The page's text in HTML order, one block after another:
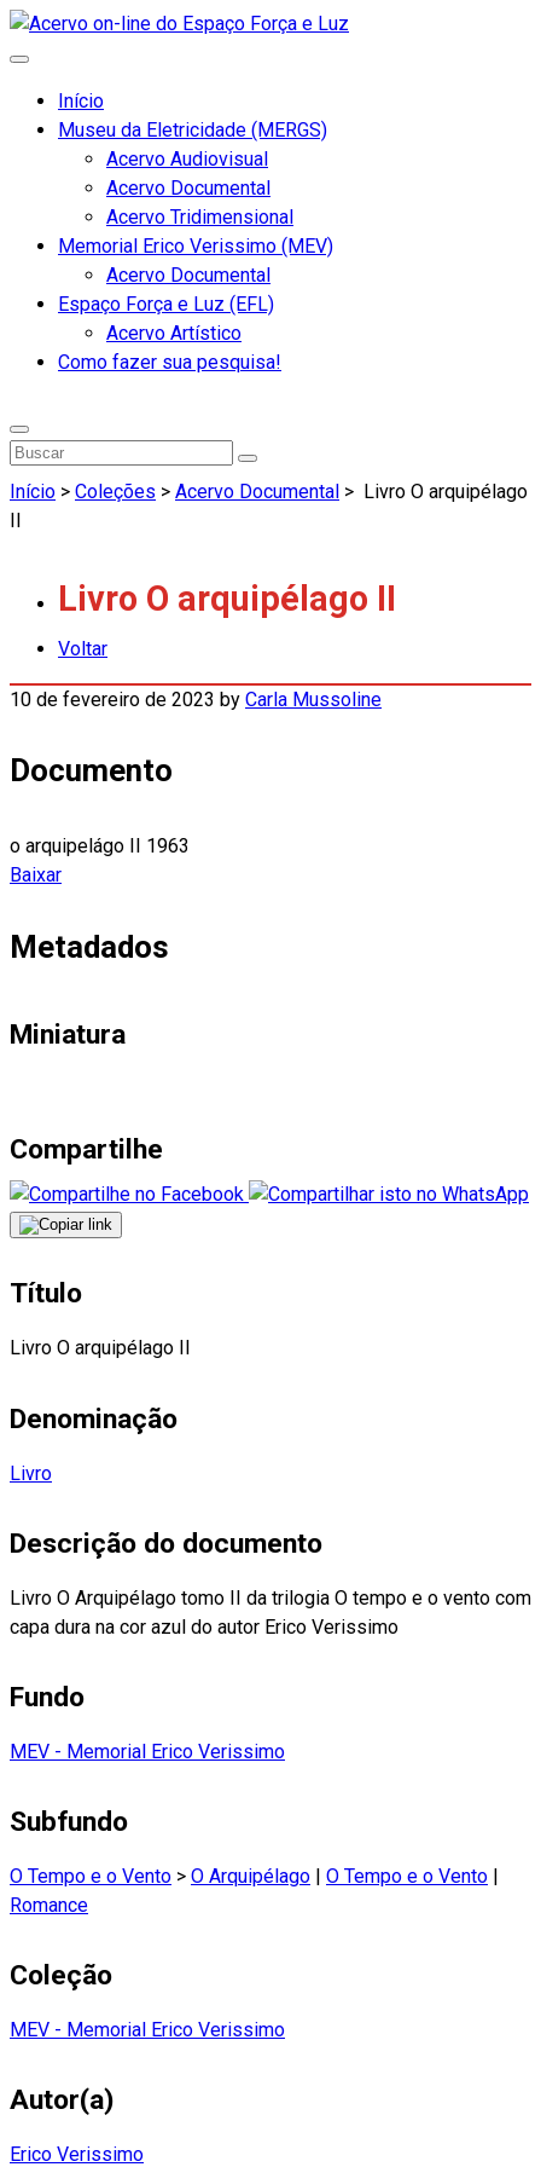
Início
Museu da Eletricidade (MERGS)
Acervo Audiovisual
Acervo Documental
Acervo Tridimensional
Memorial Erico Verissimo (MEV)
Acervo Documental
Espaço Força e Luz (EFL)
Acervo Artístico
Como fazer sua pesquisa!
Início > Coleções > Acervo Documental > Livro O arquipélago
Livro O arquipélago II
Voltar
10 de fevereiro de 2023 by Carla Mussoline
Documento
o arquipelágo II 1963
Baixar
Metadados
Miniatura
Compartilhe
Título
Livro O arquipélago II
Denominação
Livro
Descrição do documento
Livro O Arquipélago tomo II da trilogia O tempo e o vento com
capa dura na cor azul do autor Erico Verissimo
Fundo
MEV - Memorial Erico Verissimo
Subfundo
O Tempo e o Vento > O Arquipélago | O Tempo e o Vento |
Romance
Coleção
MEV - Memorial Erico Verissimo
Autor(a)
Erico Verissimo